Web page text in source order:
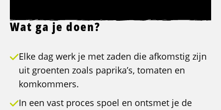
Wat ga je doen?
Elke dag werk je met zaden die afkomstig zijn
uit groenten zoals paprika’s, tomaten en
komkommers.
In een vast proces spoel en ontsmet je de